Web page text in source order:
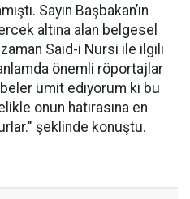
Sayın Başbakan’ın
altına alan belgesel
Said-i Nursi ile ilgili
önemli röportajlar
ümit ediyorum ki bu
onun hatırasına en
şeklinde konuştu.